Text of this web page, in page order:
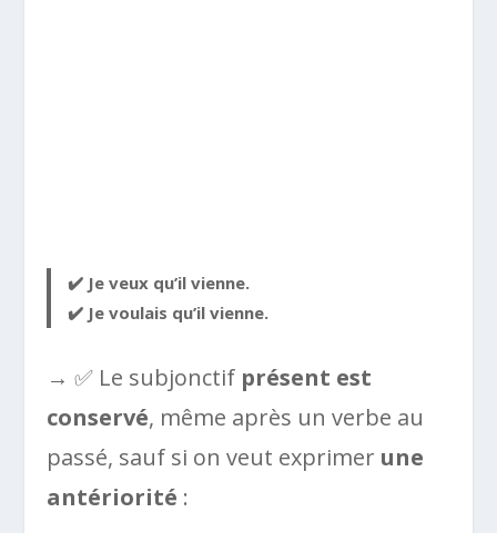
✔️ Je veux qu’ilvienne.
✔️ Je voulais qu’ilvienne.
→ ✅ Le subjonctif présent est
conservé, même après un verbe au
passé, sauf si on veut exprimer une
antériorité :